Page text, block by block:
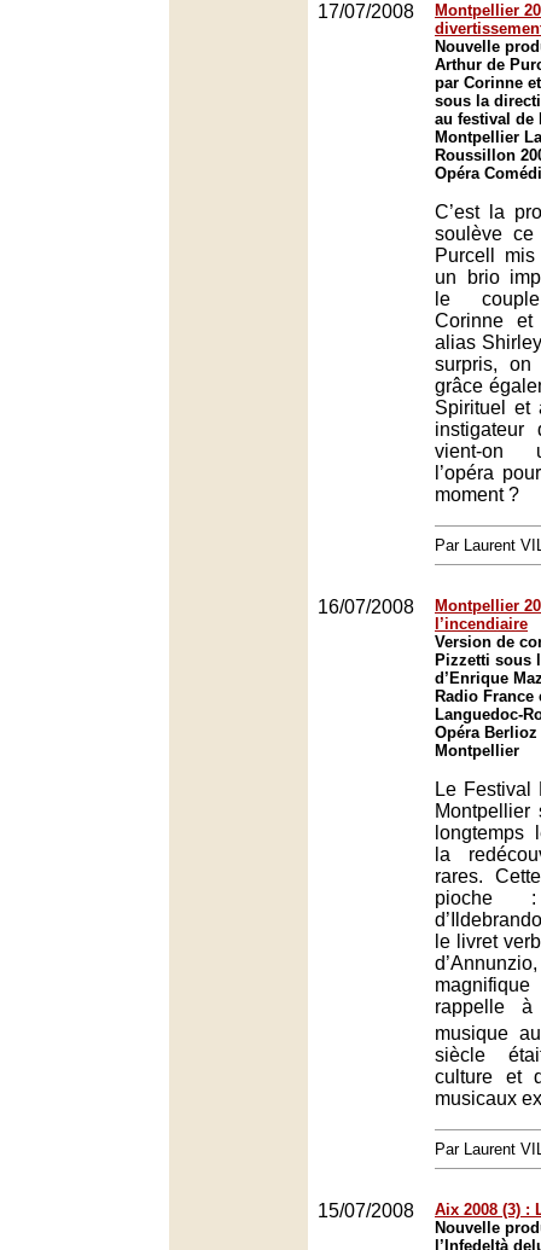
17/07/2008
Montpellier
Nouvelle
Arthur de
par Corinne
sous la
au festival de
Montpellier
Roussillon
Opéra
C’est la
soulève
Purcell
un brio
le couple
Corinne et
alias
surpris, on
grâce
Spirituel et
instigateur
vient-on
l’opéra
moment ?
Par Laurent
16/07/2008
Montpellier
l’incendiaire
Version de
Pizzetti sous
d’Enrique
Radio
Languedoc-
Opéra
Montpellier
Le Festival
Montpellier
longtemps
la
rares.
pioche
le livret
rappelle
musique
siècle
culture et
musicaux
Par Laurent
15/07/2008
Aix 2008 (3) :
Nouvelle
l’Infedeltà